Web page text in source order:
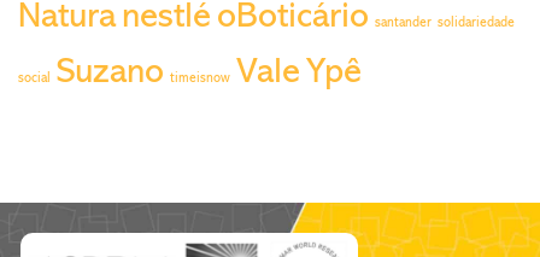
Natura nestlé oBoticário santander solidariedade
social Suzano timeisnow Vale Ypê